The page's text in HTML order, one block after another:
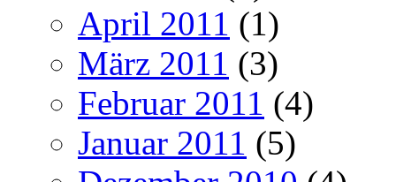
April 2011 (1)
März 2011 (3)
Februar 2011 (4)
Januar 2011 (5)